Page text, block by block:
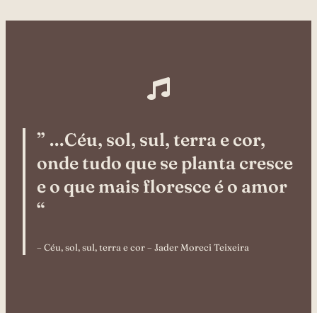
” …Céu, sol, sul, terra e cor,
onde tudo que se planta cresce
e o que mais floresce é o amor
“
– Céu, sol, sul, terra e cor – Jader Moreci Teixeira